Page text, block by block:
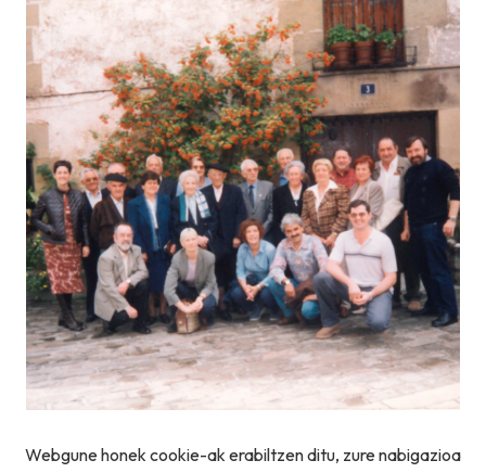
Webgune honek cookie-ak erabiltzen ditu, zure nabigazioa